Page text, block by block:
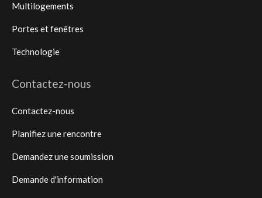
Multilogements
Portes et fenêtres
Technologie
Contactez-nous
Contactez-nous
Planifiez une rencontre
Demandez une soumission
Demande d'information